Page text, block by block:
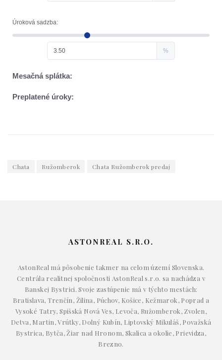
Chata Ružomberok Chata Ružomberok predaj
ASTONREAL S.R.O.
AstonReal má pôsobenie takmer na celom území Slovenska.
Centrála realitnej spoločnosti AstonReal s.r.o. sa nachádza v
Banskej Bystrici. Svoje zastúpenie má v týchto mestách:
Bratislava, Trenčín, Žilina, Púchov, Košice, Kežmarok, Poprad a
Vysoké Tatry, Spišská Nová Ves, Levoča, Ružomberok, Zvolen,
Detva, Martin, Vrútky, Dolný Kubín, Liptovský Mikuláš, Považská
Bystrica, Bytča, Žiar nad Hronom, Skalica a okolie, Prievidza,
Brezno.